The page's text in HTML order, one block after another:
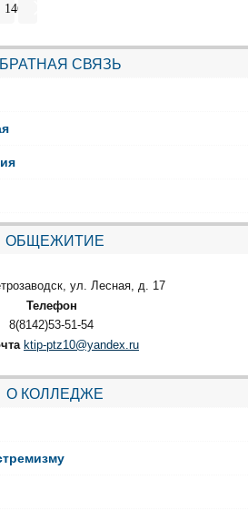
146
СВЯЗЬ
ОБЩЕЖИТИЕ
ул. Лесная, д. 17
Телефон
8(8142)53-51-54
ktip-ptz10@yandex.ru
О КОЛЛЕДЖЕ